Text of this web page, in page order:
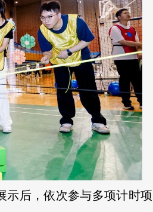
示后，依次参与多项计时项